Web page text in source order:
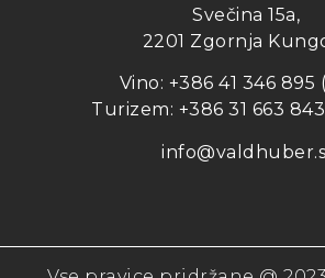
Svečina 15a,
2201 Zgornja
Vino: +386 41 346 895
Turizem: +386 31 663